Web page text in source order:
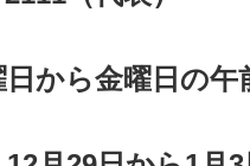
日から金曜日の午